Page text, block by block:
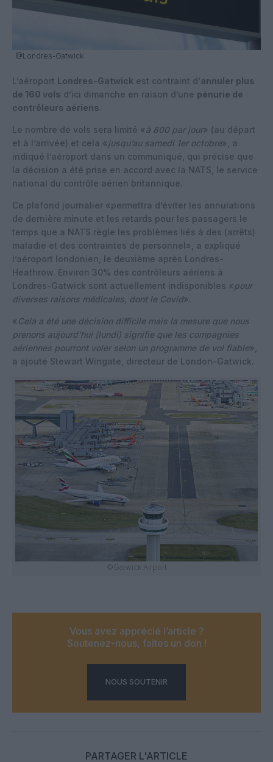
@Londres-Gatwick
L’aéroport Londres-Gatwick est contraint d’annuler plus
de 160 vols d’ici dimanche en raison d’une pénurie de
contrôleurs aériens.
Le nombre de vols sera limité «à 800 par jour» (au départ
et à l’arrivée) et cela « jusqu’au samedi 1er octobre», a
indiqué l’aéroport dans un communiqué, qui précise que
la décision a été prise en accord avec la NATS, le service
national du contrôle aérien britannique.
Ce plafond journalier «permettra d’éviter les annulations
de dernière minute et les retards pour les passagers le
temps que a NATS règle les problèmes liés à des (arrêts)
maladie et des contraintes de personnel», a expliqué
l’aéroport londonien, le deuxième après Londres-
Heathrow. Environ 30% des contrôleurs aériens à
Londres-Gatwick sont actuellement indisponibles « pour
diverses raisons médicales, dont le Covid».
« Cela a été une décision difficile mais la mesure que nous
prenons aujourd’hui (lundi) signifie que les compagnies
aériennes pourront voler selon un programme de vol fiable»,
a ajouté Stewart Wingate, directeur de London-Gatwick.
©Gatwick Airport
Vous avez apprécié l’article ?
Soutenez-nous, faites un don !
NOUS SOUTENIR
PARTAGER L'ARTICLE